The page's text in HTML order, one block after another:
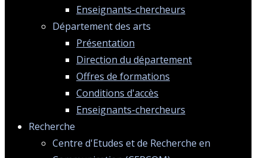
Enseignants-chercheurs
Département des arts
Présentation
Direction du département
Offres de formations
Conditions d'accès
Enseignants-chercheurs
Recherche
Centre d'Etudes et de Recherche en